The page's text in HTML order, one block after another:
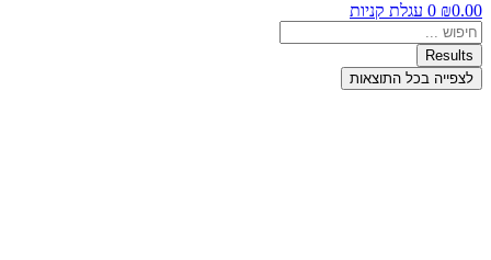
₪0.00
0 עגלת קניות
Search
...
Results
לצפייה בכל התוצאות